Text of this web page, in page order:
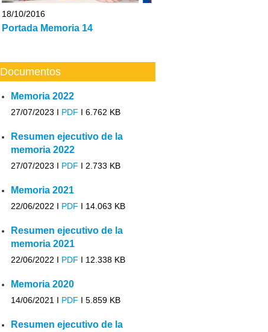
18/10/2016
Portada Memoria 14
Documentos
Memoria 2022
27/07/2023 I PDF I 6.762 KB
Resumen ejecutivo de la
memoria 2022
27/07/2023 I PDF I 2.733 KB
Memoria 2021
22/06/2022 I PDF I 14.063 KB
Resumen ejecutivo de la
memoria 2021
22/06/2022 I PDF I 12.338 KB
Memoria 2020
14/06/2021 I PDF I 5.859 KB
Resumen ejecutivo de la